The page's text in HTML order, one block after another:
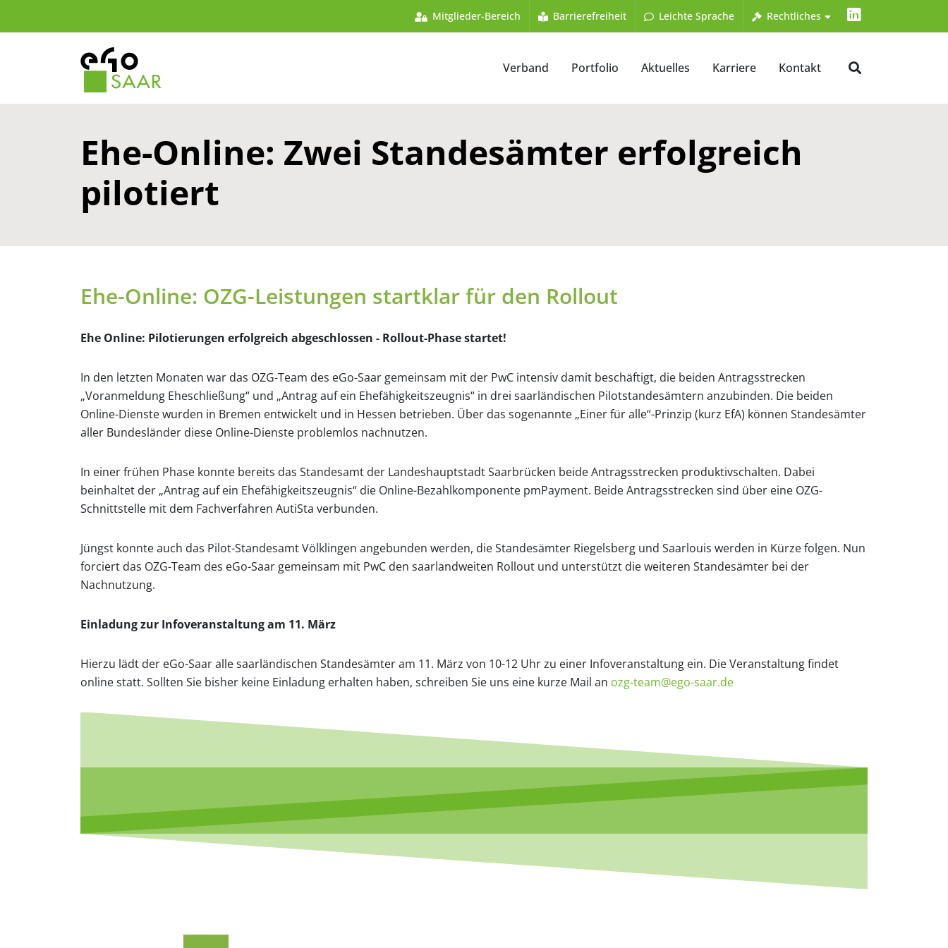
Mitglieder-Bereich Barrierefreiheit Leichte Sprache Rechtliches
Verband Portfolio Aktuelles Karriere Kontakt
Ehe-Online: Zwei Standesämter erfolgreich
pilotiert
Ehe-Online: OZG-Leistungen startklar für den Rollout
Ehe Online: Pilotierungen erfolgreich abgeschlossen - Rollout-Phase startet!
In den letzten Monaten war das OZG-Team des eGo-Saar gemeinsam mit der PwC intensiv damit beschäftigt, die beiden Antragsstrecken
„Voranmeldung Eheschließung“ und „Antrag auf ein Ehefähigkeitszeugnis“ in drei saarländischen Pilotstandesämtern anzubinden. Die beiden
Online-Dienste wurden in Bremen entwickelt und in Hessen betrieben. Über das sogenannte „Einer für alle“-Prinzip (kurz EfA) können Standesämter
aller Bundesländer diese Online-Dienste problemlos nachnutzen.
In einer frühen Phase konnte bereits das Standesamt der Landeshauptstadt Saarbrücken beide Antragsstrecken produktivschalten. Dabei
beinhaltet der „Antrag auf ein Ehefähigkeitszeugnis“ die Online-Bezahlkomponente pmPayment. Beide Antragsstrecken sind über eine OZG-
Schnittstelle mit dem Fachverfahren AutiSta verbunden.
Jüngst konnte auch das Pilot-Standesamt Völklingen angebunden werden, die Standesämter Riegelsberg und Saarlouis werden in Kürze folgen. Nun
forciert das OZG-Team des eGo-Saar gemeinsam mit PwC den saarlandweiten Rollout und unterstützt die weiteren Standesämter bei der
Nachnutzung.
Einladung zur Infoveranstaltung am 11. März
Hierzu lädt der eGo-Saar alle saarländischen Standesämter am 11. März von 10-12 Uhr zu einer Infoveranstaltung ein. Die Veranstaltung findet
online statt. Sollten Sie bisher keine Einladung erhalten haben, schreiben Sie uns eine kurze Mail an ozg-team@ego-saar.de